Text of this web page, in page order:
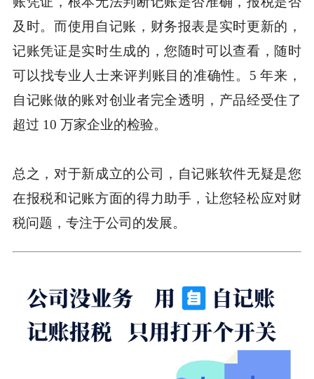
及时。而使用自记账，财务报表是实时更新的，
记账凭证是实时生成的，您随时可以查看，随时
可以找专业人士来评判账目的准确性。5 年来，
自记账做的账对创业者完全透明，产品经受住了
超过 10 万家企业的检验。
总之，对于新成立的公司，自记账软件无疑是您
在报税和记账方面的得力助手，让您轻松应对财
税问题，专注于公司的发展。